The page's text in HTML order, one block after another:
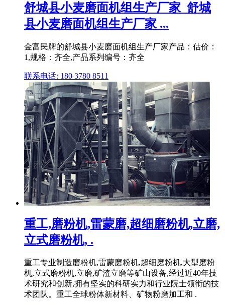
舒城县小麦磨面机组生产厂家_舒城
县小麦磨面机组生产厂家 ...
金富民牌的舒城县小麦磨面机组生产厂家产品：估价：
1,规格：齐全,产品系列编号：齐全
联系电话: 180 3780 8511
重工,磨粉机,雷蒙磨,超细磨粉机,立磨,
立式磨粉机, .
重工专业制造磨粉机,雷蒙磨粉机,超细磨粉机,大型磨粉
机,立式磨粉机,立磨,矿渣立磨等矿山设备,经过近40年技
术研究和创新,拥有坚实的科研实力和行业院士领衔的技
术团队。重工全球粉体新材料、矿物粉磨加工和 .